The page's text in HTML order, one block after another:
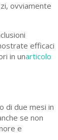
ovviamente
efficaci
in unarticolo
di due mesi in
se non
e